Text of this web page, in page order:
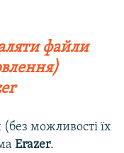
файли
можливості їх
Erazer.